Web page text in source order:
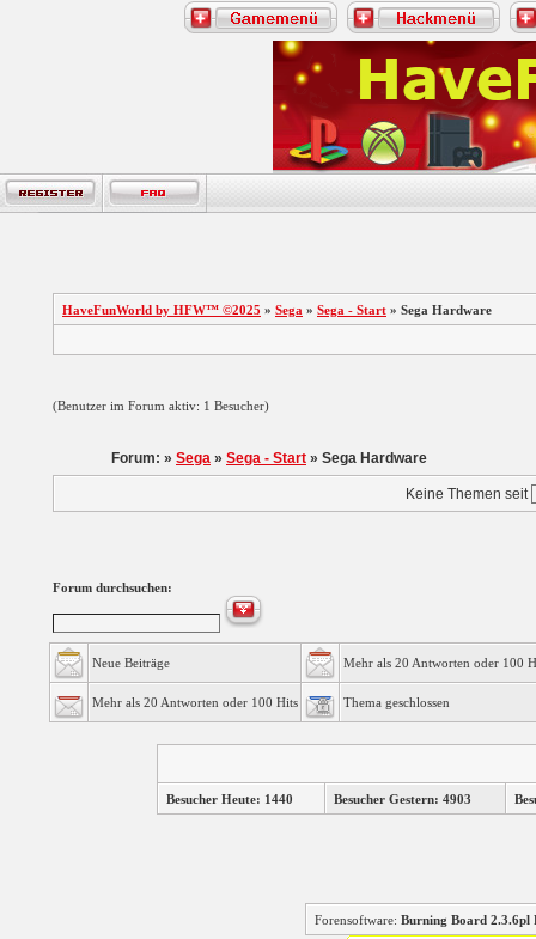
HaveFunWorld by HFW™ ©2025 » Sega » Sega - Start » Sega Hardware
(Benutzer im Forum aktiv: 1 Besucher)
Forum: » Sega » Sega - Start » Sega Hardware
Keine Themen seit
Forum durchsuchen:
Neue Beiträge Mehr als 20 Antworten oder 100
Mehr als 20 Antworten oder 100 Hits Thema geschlossen
Besucher Heute: 1440 Besucher Gestern: 4903
Forensoftware: Burning Board